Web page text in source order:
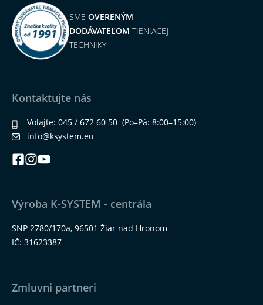
SME OVERENÝM
DODÁVATEĽOM TIENIACEJ
TECHNIKY
Kontaktujte nás
Volajte: 045 / 672 60 50 (Po–Pá: 8:00–15:00)
info@ksystem.eu
Výroba K-SYSTEM - centrála
SNP 2780/170a, 96501 Žiar nad Hronom
IČ: 31623387
Zmluvni partneri